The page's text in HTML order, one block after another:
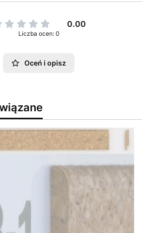
0.00
Liczba ocen: 0
Oceń i opisz